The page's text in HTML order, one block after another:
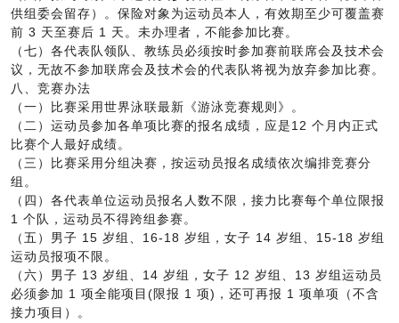
供组委会留存）。保险对象为运动员本人，有效期至少可覆盖赛
前 3 天至赛后 1 天。未办理者，不能参加比赛。
（七）各代表队领队、教练员必须按时参加赛前联席会及技术会
议，无故不参加联席会及技术会的代表队将视为放弃参加比赛。
八、竞赛办法
（一）比赛采用世界泳联最新《游泳竞赛规则》。
（二）运动员参加各单项比赛的报名成绩，应是12 个月内正式
比赛个人最好成绩。
（三）比赛采用分组决赛，按运动员报名成绩依次编排竞赛分
组。
（四）各代表单位运动员报名人数不限，接力比赛每个单位限报
1 个队，运动员不得跨组参赛。
（五）男子 15 岁组、16-18 岁组，女子 14 岁组、15-18 岁组
运动员报项不限。
（六）男子 13 岁组、14 岁组，女子 12 岁组、13 岁组运动员
必须参加 1 项全能项目(限报 1 项)，还可再报 1 项单项（不含
接力项目）。